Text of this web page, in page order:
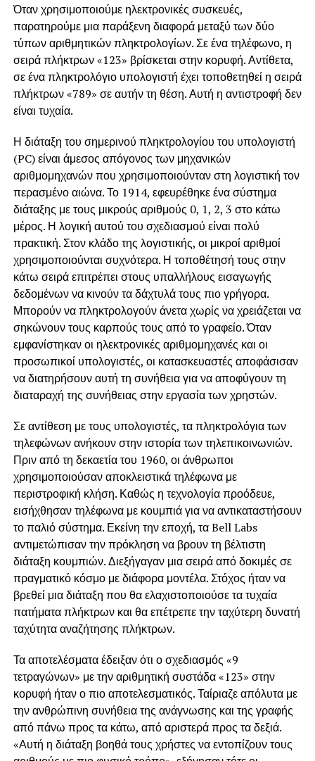
Όταν χρησιμοποιούμε ηλεκτρονικές συσκευές,
παρατηρούμε μια παράξενη διαφορά μεταξύ των δύο
τύπων αριθμητικών πληκτρολογίων. Σε ένα τηλέφωνο, η
σειρά πλήκτρων «123» βρίσκεται στην κορυφή. Αντίθετα,
σε ένα πληκτρολόγιο υπολογιστή έχει τοποθετηθεί η σειρά
πλήκτρων «789» σε αυτήν τη θέση. Αυτή η αντιστροφή δεν
είναι τυχαία.
Η διάταξη του σημερινού πληκτρολογίου του υπολογιστή
(PC) είναι άμεσος απόγονος των μηχανικών
αριθμομηχανών που χρησιμοποιούνταν στη λογιστική τον
περασμένο αιώνα. Το 1914, εφευρέθηκε ένα σύστημα
διάταξης με τους μικρούς αριθμούς 0, 1, 2, 3 στο κάτω
μέρος. Η λογική αυτού του σχεδιασμού είναι πολύ
πρακτική. Στον κλάδο της λογιστικής, οι μικροί αριθμοί
χρησιμοποιούνται συχνότερα. Η τοποθέτησή τους στην
κάτω σειρά επιτρέπει στους υπαλλήλους εισαγωγής
δεδομένων να κινούν τα δάχτυλά τους πιο γρήγορα.
Μπορούν να πληκτρολογούν άνετα χωρίς να χρειάζεται να
σηκώνουν τους καρπούς τους από το γραφείο. Όταν
εμφανίστηκαν οι ηλεκτρονικές αριθμομηχανές και οι
προσωπικοί υπολογιστές, οι κατασκευαστές αποφάσισαν
να διατηρήσουν αυτή τη συνήθεια για να αποφύγουν τη
διαταραχή της συνήθειας στην εργασία των χρηστών.
Σε αντίθεση με τους υπολογιστές, τα πληκτρολόγια των
τηλεφώνων ανήκουν στην ιστορία των τηλεπικοινωνιών.
Πριν από τη δεκαετία του 1960, οι άνθρωποι
χρησιμοποιούσαν αποκλειστικά τηλέφωνα με
περιστροφική κλήση. Καθώς η τεχνολογία προόδευε,
εισήχθησαν τηλέφωνα με κουμπιά για να αντικαταστήσουν
το παλιό σύστημα. Εκείνη την εποχή, τα Bell Labs
αντιμετώπισαν την πρόκληση να βρουν τη βέλτιστη
διάταξη κουμπιών. Διεξήγαγαν μια σειρά από δοκιμές σε
πραγματικό κόσμο με διάφορα μοντέλα. Στόχος ήταν να
βρεθεί μια διάταξη που θα ελαχιστοποιούσε τα τυχαία
πατήματα πλήκτρων και θα επέτρεπε την ταχύτερη δυνατή
ταχύτητα αναζήτησης πλήκτρων.
Τα αποτελέσματα έδειξαν ότι ο σχεδιασμός «9
τετραγώνων» με την αριθμητική συστάδα «123» στην
κορυφή ήταν ο πιο αποτελεσματικός. Ταίριαζε απόλυτα με
την ανθρώπινη συνήθεια της ανάγνωσης και της γραφής
από πάνω προς τα κάτω, από αριστερά προς τα δεξιά.
«Αυτή η διάταξη βοηθά τους χρήστες να εντοπίζουν τους